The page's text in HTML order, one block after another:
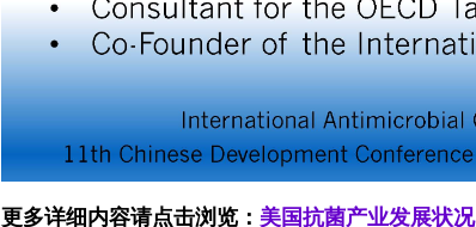
更多详细内容请点击浏览： 美国抗菌产业发展状况